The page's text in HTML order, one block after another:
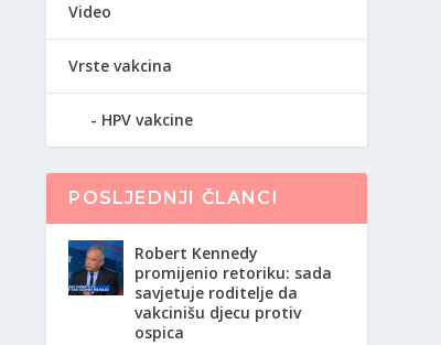
Video
Vrste vakcina
HPV vakcine
POSLJEDNJI ČLANCI
Robert Kennedy
promijenio retoriku: sada
savjetuje roditelje da
vakcinišu djecu protiv
ospica